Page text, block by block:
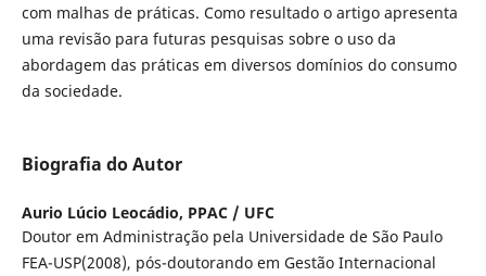
com malhas de práticas. Como resultado o artigo apresenta
uma revisão para futuras pesquisas sobre o uso da
abordagem das práticas em diversos domínios do consumo
da sociedade.
Biografia do Autor
Aurio Lúcio Leocádio, PPAC / UFC
Doutor em Administração pela Universidade de São Paulo
FEA-USP(2008), pós-doutorando em Gestão Internacional